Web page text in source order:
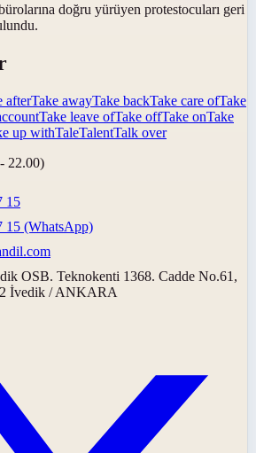
doğru yürüyen protestocuları geri
afterTake awayTake backTake care ofTake
Take leave ofTake offTake onTake
up withTaleTalentTalk over
22.00)
15
15 (WhatsApp)
OSB. Teknokenti 1368. Cadde No.61,
İvedik / ANKARA